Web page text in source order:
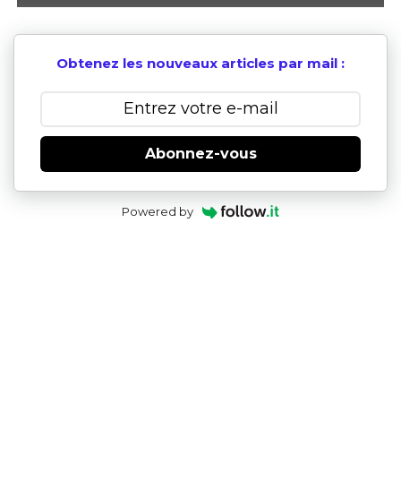
Obtenez les nouveaux articles par mail :
Abonnez-vous
Powered by